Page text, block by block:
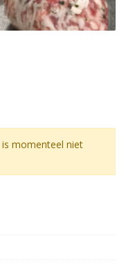
is momenteel niet